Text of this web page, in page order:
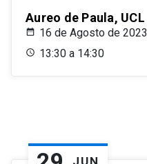
Aureo de Paula, UCL
16 de Agosto de 2023
13:30 a 14:30